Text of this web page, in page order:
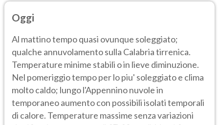
Oggi
Al mattino tempo quasi ovunque soleggiato;
qualche annuvolamento sulla Calabria tirrenica.
Temperature minime stabili o in lieve diminuzione.
Nel pomeriggio tempo per lo piu' soleggiato e clima
molto caldo; lungo l'Appennino nuvole in
temporaneo aumento con possibili isolati temporali
di calore. Temperature massime senza variazioni